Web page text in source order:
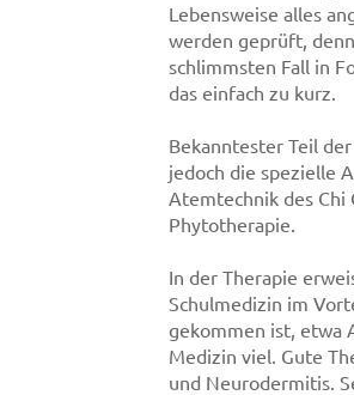
Lebensweise alles
werden geprüft,
schlimmsten Fall in
das einfach zu kurz.
Bekanntester Teil
jedoch die spezielle
Atemtechnik des Chi
Phytotherapie.
In der Therapie
Schulmedizin im
gekommen ist, etwa
Medizin viel. Gute
und Neurodermitis.